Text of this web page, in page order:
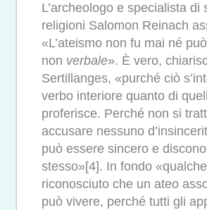
L’archeologo e specialista di
religioni Salomon Reinach
«L’ateismo non fu mai né
non verbale». È vero,
Sertillanges, «purché ciò
verbo interiore quanto di
proferisce. Perché non si
accusare nessuno
può essere sincero e
stesso»[4]. In fondo
riconosciuto che un ateo
può vivere, perché tutti gli